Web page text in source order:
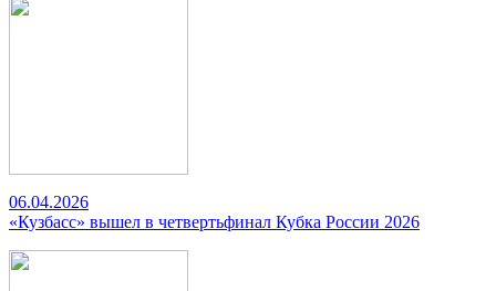
06.04.2026
«Кузбасс» вышел в четвертьфинал Кубка России 2026